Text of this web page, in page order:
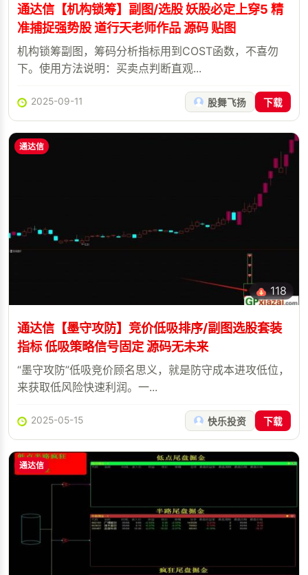
通达信【机构锁筹】副图/选股 妖股必定上穿5 精
准捕捉强势股 道行天老师作品 源码 贴图
机构锁筹副图，筹码分析指标用到COST函数，不喜勿
下。使用方法说明：买卖点判断直观...
2025-09-11 股舞飞扬 下载
通达信
118
通达信【墨守攻防】竞价低吸排序/副图选股套装
指标 低吸策略信号固定 源码无未来
“墨守攻防”低吸竞价顾名思义，就是防守成本进攻低位，
来获取低风险快速利润。一...
2025-05-15 快乐投资 下载
通达信